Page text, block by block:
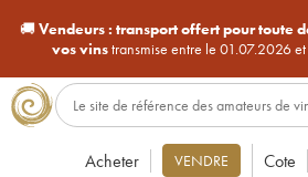
🚚Vendeurs : transport offert pour toute
vos vinstransmise entre le 01.07.2026
Acheter VENDRE Cote